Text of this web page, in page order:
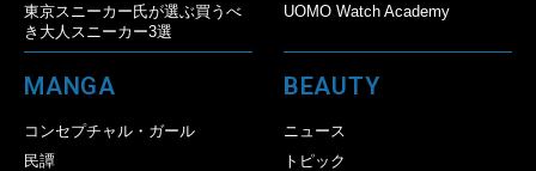
東京スニーカー氏が選ぶ買うべ
き大人スニーカー3選
UOMO Watch Academy
MANGA
コンセプチャル・ガール
民譚
BEAUTY
ニュース
トピック